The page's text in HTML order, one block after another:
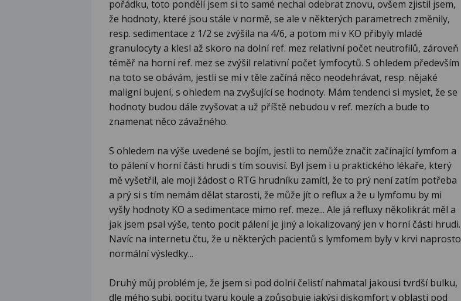
pořádku, toto pondělí jsem si to samé nechal odebrat znovu, ovšem zjistil jsem,
že hodnoty, které jsou stále v normě, se ale v některých parametrech změnily,
resp. sedimentace z 1/2 se zvýšila na 4/6, a potom mi v KO přibyly mladé
granulocyty a klesl až skoro na dolní ref. mez relativní počet neutrofilů, zároveň
téměř na horní ref. mez se zvýšil relativní počet lymfocytů. S ohledem především
na toto se obávám, jestli se mi v těle začíná něco neodehrávat, resp. nějaké
maligní bujení, s ohledem na zvyšující se hodnoty. Mám tendenci si myslet, že se
hodnoty budou dále zvyšovat a už příště nebudou v ref. mezích a bude to
znamenat něco závažného.
S ohledem na výše uvedené se bojím, jestli to nemůže značit začínající lymfom a
to pálení v horní části hrudi s tím souvisí. Byl jsem i u praktického lékaře, který
mě vyšetřil, ale moji žádost o RTG hrudníku zamítl, že to prý není zatím potřeba
a prý si s tím nemám dělat starosti, že může jít o reflux a že u lymfomu by mi
vyšly hodnoty KO a sedimentace mimo ref. meze... Ale já refluxy několikrát měl a
jak jsem psal výše, tento pocit pálení je jiný a lokalizovaný jen v horní části hrudi.
Navíc na internetu čtu, že u některých pacientů s lymfomem byly v krvi naprosto
normální výsledky...
Druhý můj problém je, že jsem si pod dolní čelistí nahmatal jakousi tvrdší bulku,
dle mého subj. pocitu tvaru koule a způsobuje jakýsi diskomfort v oblasti pod